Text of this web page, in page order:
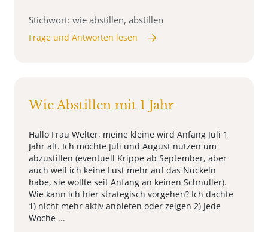
Stichwort: wie abstillen, abstillen
Frage und Antworten lesen
Wie Abstillen mit 1 Jahr
Hallo Frau Welter, meine kleine wird Anfang Juli 1
Jahr alt. Ich möchte Juli und August nutzen um
abzustillen (eventuell Krippe ab September, aber
auch weil ich keine Lust mehr auf das Nuckeln
habe, sie wollte seit Anfang an keinen Schnuller).
Wie kann ich hier strategisch vorgehen? Ich dachte
1) nicht mehr aktiv anbieten oder zeigen 2) Jede
Woche ...